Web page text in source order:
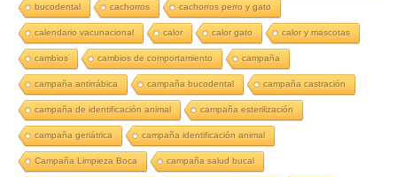
bucodental cachorros cachorros perro y gato
calendario vacunacional calor calor gato calor y mascotas
cambios cambios de comportamiento campaña
campaña antirrábica campaña bucodental campaña castración
campaña de identificación animal campaña esterilización
campaña geriátrica campaña identificación animal
Campaña Limpieza Boca campaña salud bucal